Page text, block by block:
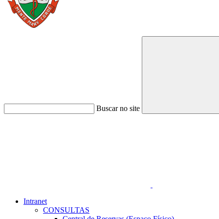
Buscar no site
Intranet
CONSULTAS